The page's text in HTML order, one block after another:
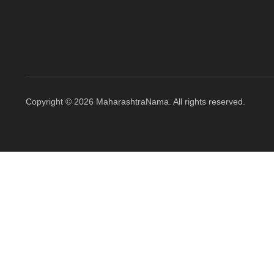
Copyright © 2026 MaharashtraNama. All rights reserved.